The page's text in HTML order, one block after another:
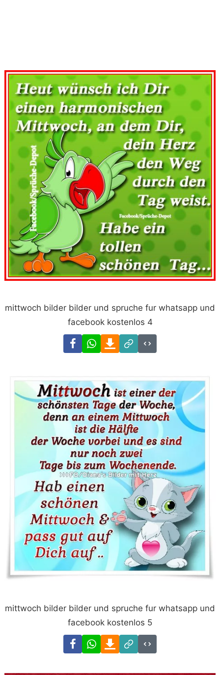
mittwoch bilder bilder und spruche fur whatsapp und
facebook kostenlos 4
FacebookWhatsAppDownload
Link
Code
mittwoch bilder bilder und spruche fur whatsapp und
facebook kostenlos 5
FacebookWhatsAppDownload
Link
Code